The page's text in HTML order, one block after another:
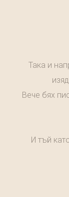
Така и
Вече бях
И тъй